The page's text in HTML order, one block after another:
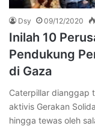
Dsy 09/12/2020
Inilah 10
Pendukung
di Gaza
Caterpillar dianggap
aktivis Gerakan
hingga tewas oleh